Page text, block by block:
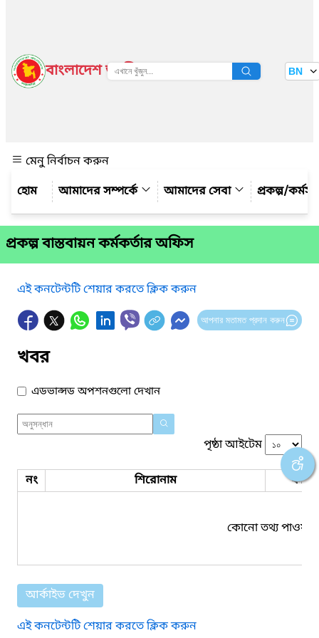
বাংলাদেশ জাতীয় তথ্য বাতায়ন BN
মেনু নির্বাচন করুন
আমাদের সম্পর্কে
আমাদের সেবা প্রকল্প/
প্রকল্প বাস্তবায়ন কর্মকর্তার অফিস
এই কনটেন্টটি শেয়ার করতে ক্লিক করুন
আপনার মতামত প্রদান করুন
খবর
এডভান্সড অপশনগুলো দেখান
পৃষ্ঠা আইটেম
নং শিরোনাম ফাইল
কোনো তথ্য পাওয়া
আর্কাইভ দেখুন
এই কনটেন্টটি শেয়ার করতে ক্লিক করুন